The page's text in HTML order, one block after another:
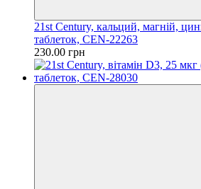
21st Century, кальций, магній,
таблеток, CEN-22263
230.00 грн